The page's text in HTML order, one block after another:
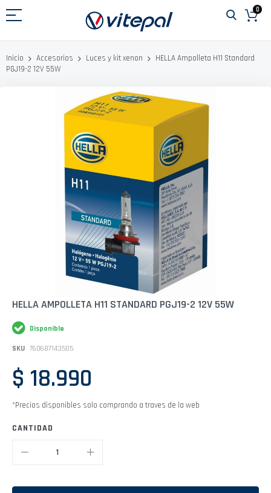
al
0
Inicio Accesorios Luces y kit xenon
HELLA Ampolleta H11 Standard
PGJ19-2 12V 55W
Saltar
comienzo
de
galería
imágenes
HELLA AMPOLLETA H11 STANDARD PGJ19-2 12V 55W
Disponible
SKU 760687143505
$ 18.990
*Precios disponibles solo comprando a traves de la web
CANTIDAD